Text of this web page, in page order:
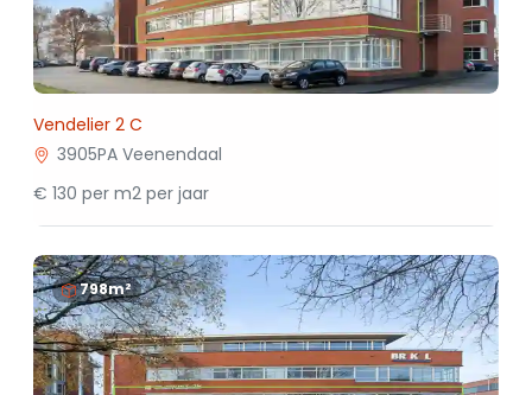
Vendelier 2 C
3905PA Veenendaal
€ 130 per m2 per jaar
798m²